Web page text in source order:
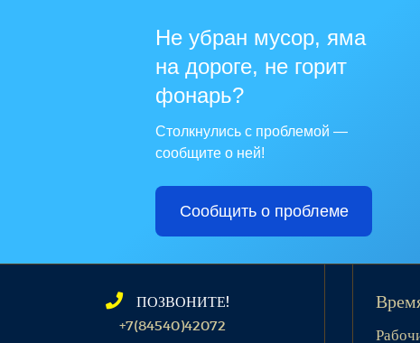
Не убран мусор, яма
на дороге, не горит
фонарь?
Столкнулись с проблемой —
сообщите о ней!
Сообщить о проблеме
ПОЗВОНИТЕ!
+7(84540)42072